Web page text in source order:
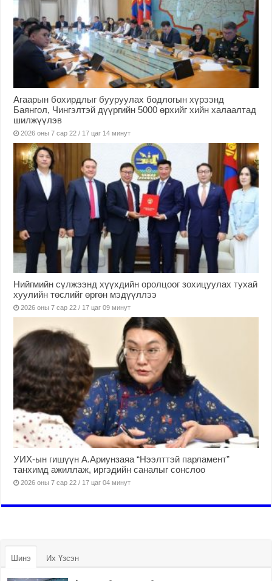
Агаарын бохирдлыг бууруулах бодлогын хүрээнд
Баянгол, Чингэлтэй дүүргийн 5000 өрхийг хийн халаалтад
шилжүүлэв
2026 оны 7 сар 22 / 17 цаг 14 минут
Нийгмийн сүлжээнд хүүхдийн оролцоог зохицуулах тухай
хуулийн төслийг өргөн мэдүүллээ
2026 оны 7 сар 22 / 17 цаг 09 минут
УИХ-ын гишүүн А.Ариунзаяа “Нээлттэй парламент”
танхимд ажиллаж, иргэдийн саналыг сонслоо
2026 оны 7 сар 22 / 17 цаг 04 минут
Шинэ Их Үзсэн